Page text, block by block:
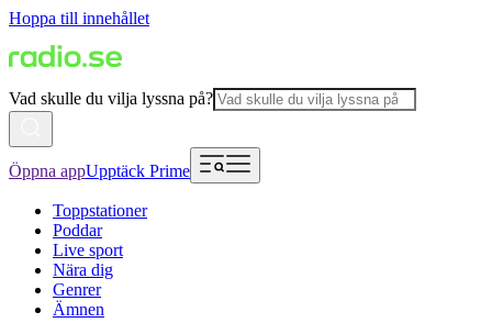
Hoppa till innehållet
Vad skulle du vilja lyssna på?
Öppna appUpptäck Prime
Toppstationer
Poddar
Live sport
Nära dig
Genrer
Ämnen